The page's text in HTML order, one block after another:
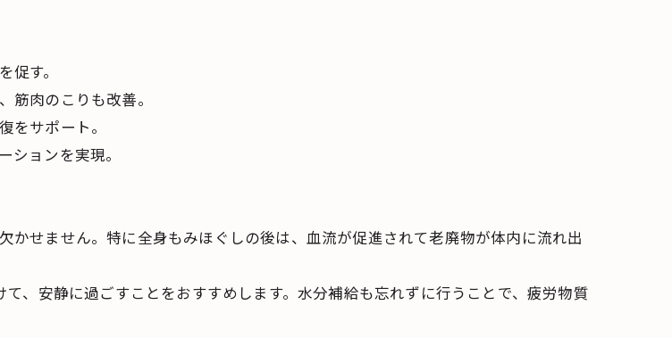
す。
筋肉のこりも改善。
をサポート。
ョンを実現。
せません。特に全身もみほぐしの後は、血流が促進されて老廃物が体内に流れ出
、安静に過ごすことをおすすめします。水分補給も忘れずに行うことで、疲労物質